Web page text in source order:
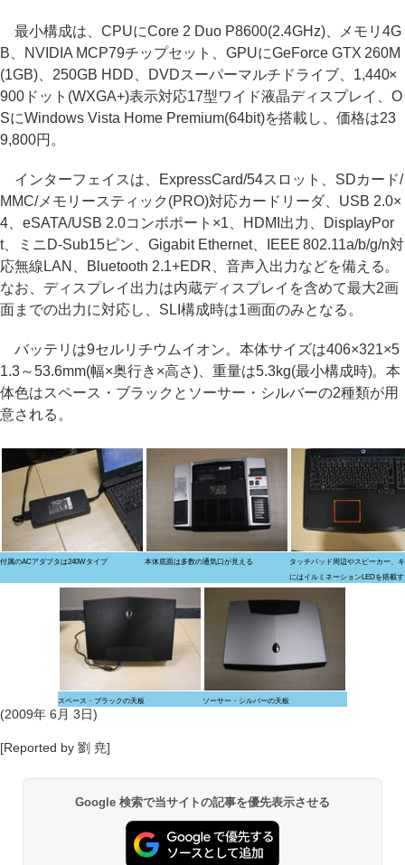
最小構成は、CPUにCore 2 Duo P8600(2.4GHz)、メモリ4G
B、NVIDIA MCP79チップセット、GPUにGeForce GTX 260M
(1GB)、250GB HDD、DVDスーパーマルチドライブ、1,440×
900ドット(WXGA+)表示対応17型ワイド液晶ディスプレイ、O
SにWindows Vista Home Premium(64bit)を搭載し、価格は23
9,800円。
インターフェイスは、ExpressCard/54スロット、SDカード/
MMC/メモリースティック(PRO)対応カードリーダ、USB 2.0×
4、eSATA/USB 2.0コンボポート×1、HDMI出力、DisplayPor
t、ミニD-Sub15ピン、Gigabit Ethernet、IEEE 802.11a/b/g/n対
応無線LAN、Bluetooth 2.1+EDR、音声入出力などを備える。
なお、ディスプレイ出力は内蔵ディスプレイを含めて最大2画
面までの出力に対応し、SLI構成時は1画面のみとなる。
バッテリは9セルリチウムイオン。本体サイズは406×321×5
1.3～53.6mm(幅×奥行き×高さ)、重量は5.3kg(最小構成時)。本
体色はスペース・ブラックとソーサー・シルバーの2種類が用
意される。
付属のACアダプタは240Wタイプ 本体底面は多数の通気口が見える
タッチパッド周辺やスピーカー、
にはイルミネーションLEDを搭載す
スペース・ブラックの天板 ソーサー・シルバーの天板
(2009年 6月 3日)
[Reported by 劉 尭]
Google 検索で当サイトの記事を優先表示させる